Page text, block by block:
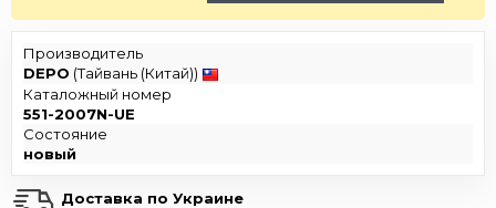
Производитель
DEPO (Тайвань (Китай))
Каталожный номер
551-2007N-UE
Состояние
новый
Доставка по Украине